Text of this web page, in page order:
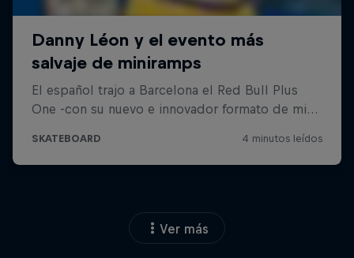
Ver más